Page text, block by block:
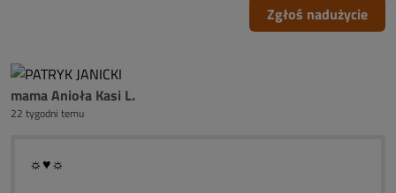
Zgłoś nadużycie
mama Anioła Kasi L.
22 tygodni temu
☼♥☼